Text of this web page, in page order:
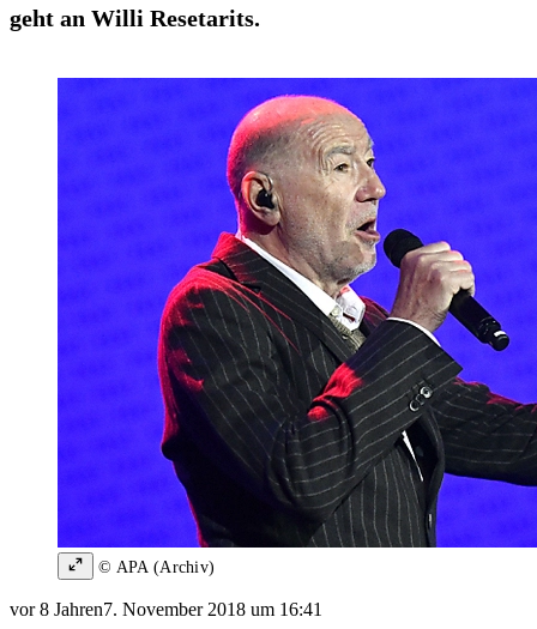
geht an Willi Resetarits.
© APA (Archiv)
vor 8 Jahren7. November 2018 um 16:41